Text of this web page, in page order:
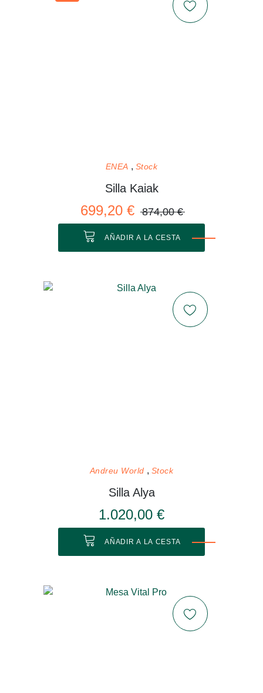
ENEA Stock
Silla Kaiak
699,20 € 874,00 €
AÑADIR A LA CESTA
Andreu World Stock
Silla Alya
1.020,00 €
AÑADIR A LA CESTA